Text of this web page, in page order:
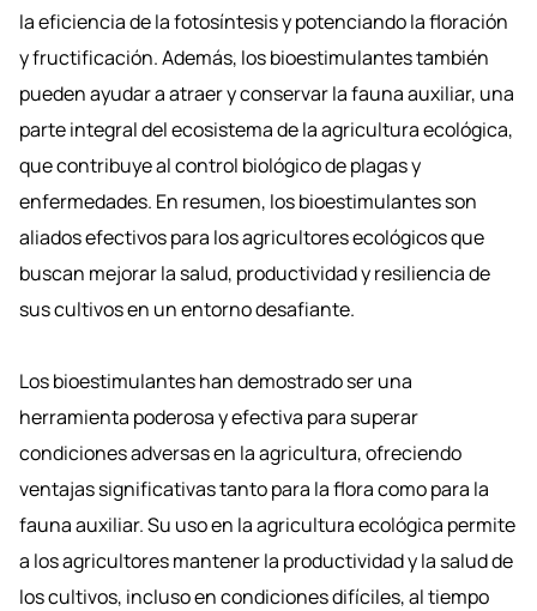
la eficiencia de la fotosíntesis y potenciando la floración
y fructificación. Además, los bioestimulantes también
pueden ayudar a atraer y conservar la fauna auxiliar, una
parte integral del ecosistema de la agricultura ecológica,
que contribuye al control biológico de plagas y
enfermedades. En resumen, los bioestimulantes son
aliados efectivos para los agricultores ecológicos que
buscan mejorar la salud, productividad y resiliencia de
sus cultivos en un entorno desafiante.
Los bioestimulantes han demostrado ser una
herramienta poderosa y efectiva para superar
condiciones adversas en la agricultura, ofreciendo
ventajas significativas tanto para la flora como para la
fauna auxiliar. Su uso en la agricultura ecológica permite
a los agricultores mantener la productividad y la salud de
los cultivos, incluso en condiciones difíciles, al tiempo